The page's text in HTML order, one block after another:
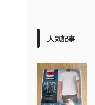
人気記事